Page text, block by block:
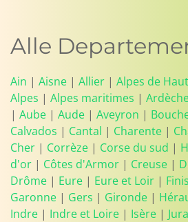
Alle
Ain | Aisne | Allier | Alpes de
Alpes | Alpes maritimes |
| Aube | Aude | Aveyron |
Calvados | Cantal | Charente |
Cher | Corrèze | Corse du sud |
d'or | Côtes d'Armor | Creuse |
Drôme | Eure | Eure et Loir |
Garonne | Gers | Gironde |
Indre | Indre et Loire | Isère | Jura